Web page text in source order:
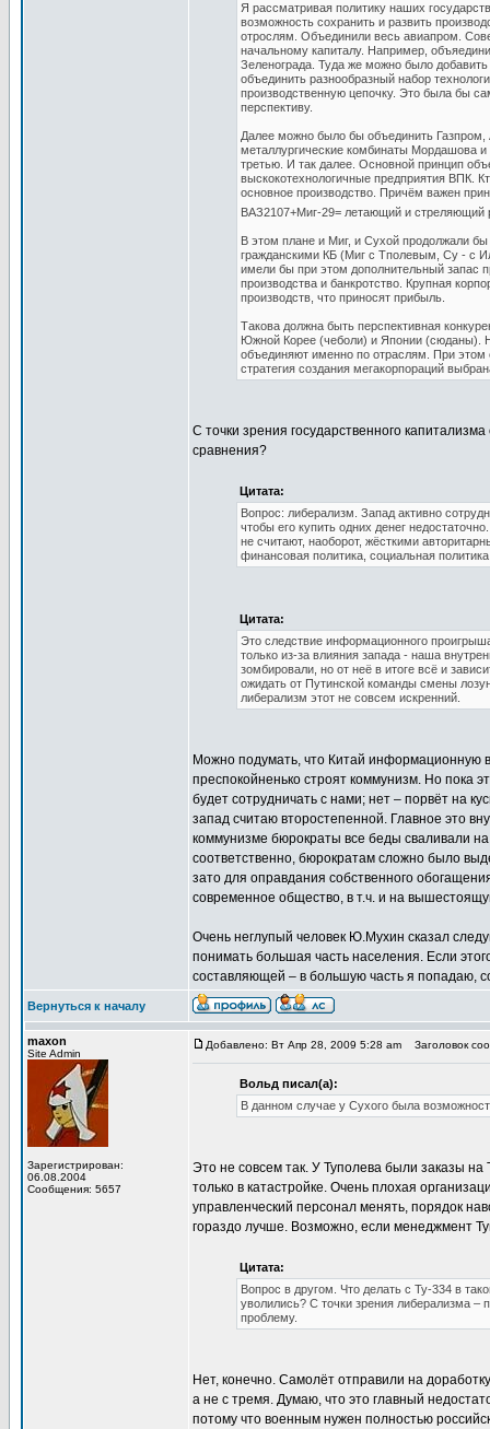
Я рассматривая политику наших
возможность сохранить и развить
отрослям. Объединили весь авиапром.
начальному капиталу. Например,
Зеленограда. Туда же можно было
объединить разнообразный набор
производственную цепочку. Это была бы
перспективу.
Далее можно было бы объединить
металлургические комбинаты Мордашова
третью. И так далее. Основной принцип
выскокотехнологичные предприятия ВПК.
основное производство. Причём важен
ВАЗ2107+Миг-29= летающий и стреляющий
В этом плане и Миг, и Сухой продолжали
гражданскими КБ (Миг с Тполевым, Су - с
имели бы при этом дополнительный запас
производства и банкротство. Крупная
производств, что приносят прибыль.
Такова должна быть перспективная
Южной Корее (чеболи) и Японии (сюданы).
объединяют именно по отраслям. При этом
стратегия создания мегакорпораций
С точки зрения государственного
сравнения?
Цитата:
Вопрос: либерализм. Запад активно
чтобы его купить одних денег
не считают, наоборот, жёсткими
финансовая политика, социальная
Цитата:
Это следствие информационного
только из-за влияния запада - наша
зомбировали, но от неё в итоге всё и
ожидать от Путинской команды смены
либерализм этот не совсем искренний.
Можно подумать, что Китай информационную
преспокойненько строят коммунизм. Но пока
будет сотрудничать с нами; нет – порвёт на
запад считаю второстепенной. Главное это
коммунизме бюрократы все беды сваливали
соответственно, бюрократам сложно было
зато для оправдания собственного
современное общество, в т.ч. и на
Очень неглупый человек Ю.Мухин сказал
понимать большая часть населения. Если
составляющей – в большую часть я попадаю,
Вернуться к началу
maxon
Site Admin
Зарегистрирован:
06.08.2004
Сообщения: 5657
Добавлено: Вт Апр 28, 2009 5:28 am Заголовок
Вольд писал(а):
В данном случае у Сухого была
Это не совсем так. У Туполева были заказы на
только в катастройке. Очень плохая
управленческий персонал менять, порядок
гораздо лучше. Возможно, если менеджмент
Цитата:
Вопрос в другом. Что делать с Ту-334 в
уволились? С точки зрения либерализма –
проблему.
Нет, конечно. Самолёт отправили на
а не с тремя. Думаю, что это главный
потому что военным нужен полностью